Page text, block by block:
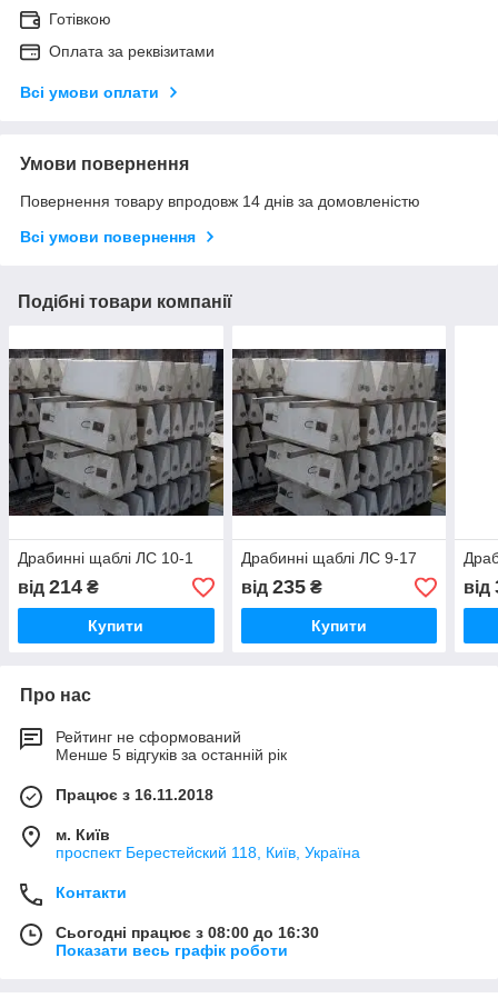
Готівкою
Оплата за реквізитами
Всі умови оплати
Умови повернення
Повернення товару впродовж 14 днів за домовленістю
Всі умови повернення
Подібні товари компанії
Драбинні щаблі ЛС 10-1
від 214 ₴
Купити
Драбинні щаблі ЛС 9-17
від 235₴
Купити
від
Про нас
Рейтинг не сформований
Менше 5 відгуків за останній рік
Працює з 16.11.2018
м. Київ
проспект Берестейский 118, Київ, Україна
Контакти
Сьогодні працює з 08:00 до 16:30
Показати весь графік роботи